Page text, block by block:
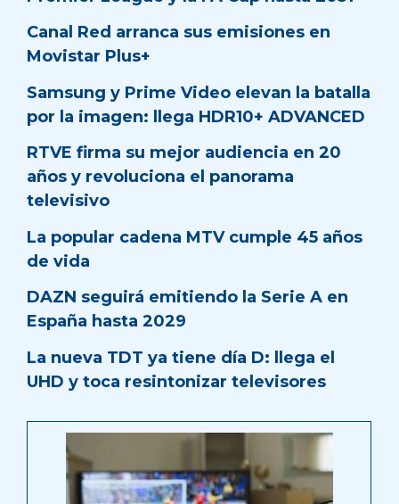
Canal Red arranca sus emisiones en
Movistar Plus+
Samsung y Prime Video elevan la batalla
por la imagen: llega HDR10+ ADVANCED
RTVE firma su mejor audiencia en 20
años y revoluciona el panorama
televisivo
La popular cadena MTV cumple 45 años
de vida
DAZN seguirá emitiendo la Serie A en
España hasta 2029
La nueva TDT ya tiene día D: llega el
UHD y toca resintonizar televisores